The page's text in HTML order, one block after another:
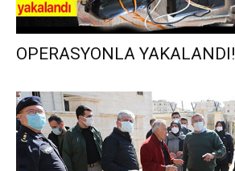
OPERASYONLA YAKALANDI!